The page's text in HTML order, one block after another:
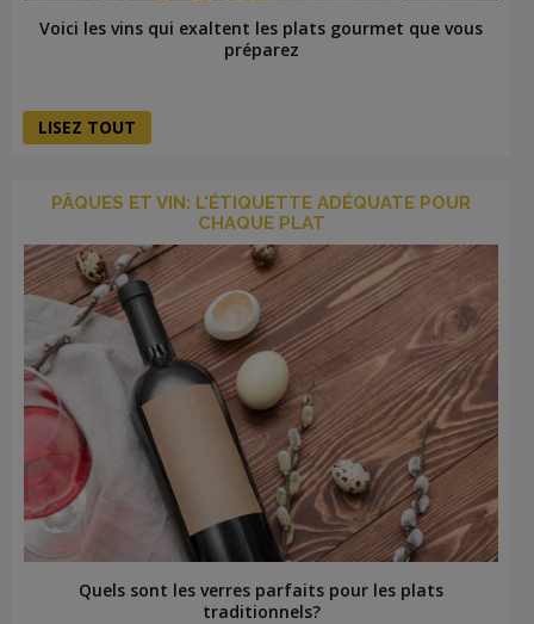
Voici les vins qui exaltent les plats gourmet que vous
préparez
LISEZ TOUT
PÂQUES ET VIN: L'ÉTIQUETTE ADÉQUATE POUR
CHAQUE PLAT
Quels sont les verres parfaits pour les plats
traditionnels?